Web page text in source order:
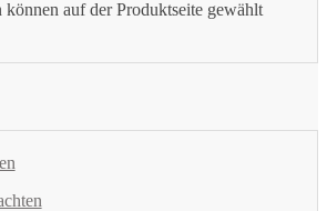
auf der Produktseite gewählt